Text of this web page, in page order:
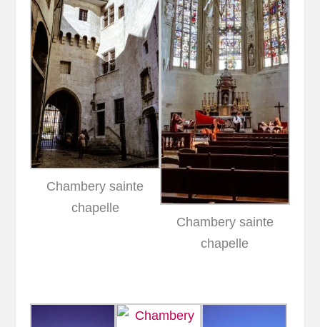
Chambery sainte
chapelle
Chambery sainte
chapelle